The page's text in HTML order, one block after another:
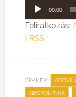
Audió
lejátszó
00:00
Feliratkozás:
RSS
CÍMKÉK:
GEOPOLITIKA ,